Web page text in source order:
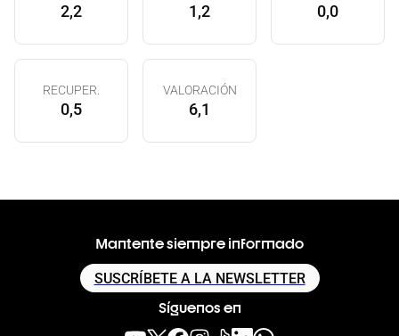
2,2 1,2 0,0
RECUPER.
0,5
VALORACIÓN
6,1
Mantente siempre informado
SUSCRÍBETE A LA NEWSLETTER
Síguenos en